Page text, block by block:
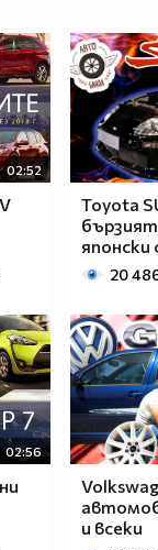
02:52
Toyota
японски
20
02:56
и всеки